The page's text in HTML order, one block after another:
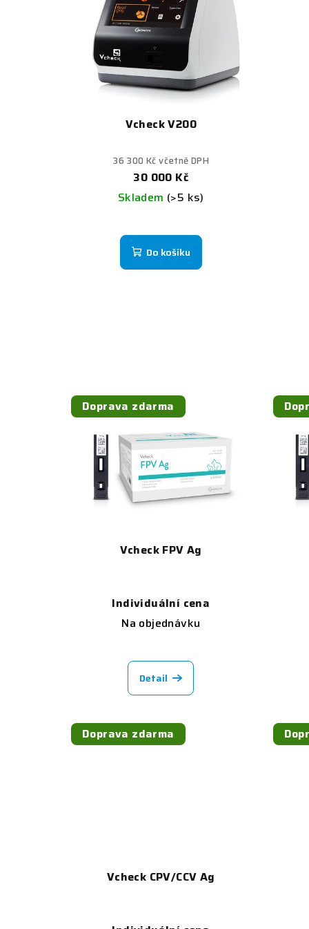
Vcheck V200
36 300 Kč včetně DPH
30 000 Kč
Skladem (>5 ks)
Do košíku
Doprava zdarma
Vcheck FPV Ag
Individuální cena
Na objednávku
Detail
Doprava zdarma
Vcheck CPV/CCV Ag